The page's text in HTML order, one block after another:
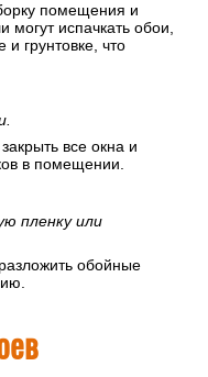
помещения и
могут испачкать обои,
и грунтовке, что
все окна и
в помещении.
пленку или
обойные